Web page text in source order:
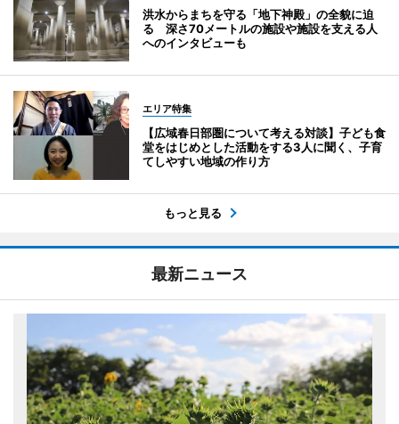
洪水からまちを守る「地下神殿」の全貌に迫
る 深さ70メートルの施設や施設を支える人
へのインタビューも
エリア特集
【広域春日部圏について考える対談】子ども食
堂をはじめとした活動をする3人に聞く、子育
てしやすい地域の作り方
もっと見る
最新ニュース